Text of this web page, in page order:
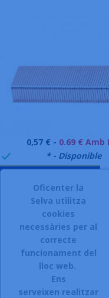
Preu
0,57 € - 0.69 € Amb
 * - Disponible
Oficenter la
Selva utilitza
cookies
necessàries per al
correcte
funcionament del
lloc web.
Ens
serveixen realitzar